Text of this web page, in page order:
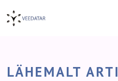
LÄHEMALT